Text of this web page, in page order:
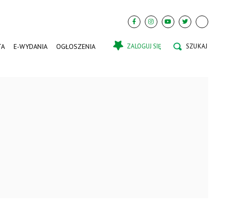
E-WYDANIA OGŁOSZENIA ZALOGUJ SIĘ